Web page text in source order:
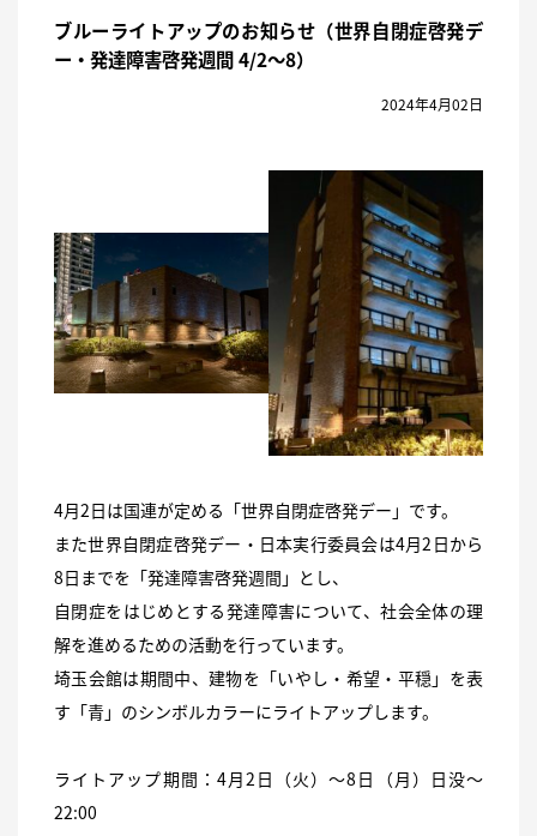
ブルーライトアップのお知らせ（世界自閉症啓発デ
ー・発達障害啓発週間 4/2～8）
2024年4月02日
4月2日は国連が定める「世界自閉症啓発デー」です。
また世界自閉症啓発デー・日本実行委員会は4月2日から
8日までを「発達障害啓発週間」とし、
自閉症をはじめとする発達障害について、社会全体の理
解を進めるための活動を行っています。
埼玉会館は期間中、建物を「いやし・希望・平穏」を表
す「青」のシンボルカラーにライトアップします。
ライトアップ期間：4月2日（火）～8日（月）日没～
22:00